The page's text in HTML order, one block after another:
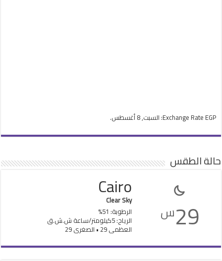
Exchange Rate EGP : السبت, 8 أغسطس.
حالة الطقس
29س
Cairo
Clear Sky
الرطوبة: 51%
الرياح: 5كيلومتر/ساعة ش.ش.ق‎
العظمى 29 • الصغرى 29